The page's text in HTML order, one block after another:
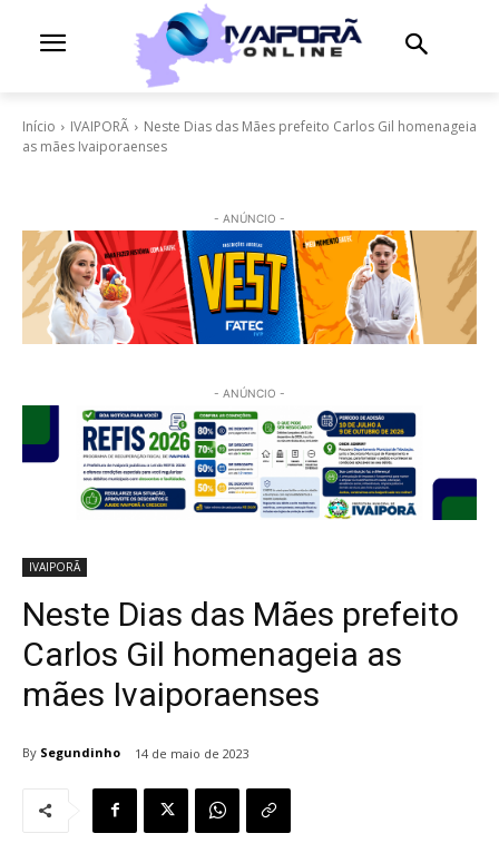
Início IVAIPORÃ
Neste Dias das Mães prefeito Carlos Gil homenageia
as mães Ivaiporaenses
- ANÚNCIO -
- ANÚNCIO -
IVAIPORÃ
Neste Dias das Mães prefeito
Carlos Gil homenageia as
mães Ivaiporaenses
By Segundinho 14 de maio de 2023